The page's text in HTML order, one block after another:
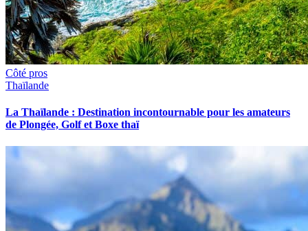
Côté pros
Thaïlande
La Thaïlande : Destination incontournable pour les amateurs
de Plongée, Golf et Boxe thaï